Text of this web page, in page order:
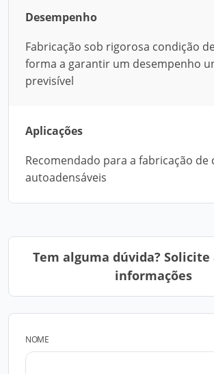
Desempenho
Fabricação sob rigorosa condição
forma a garantir um desempenho
previsível
Aplicações
Recomendado para a fabricação de
autoadensáveis
Tem alguma dúvida?
informações
NOME